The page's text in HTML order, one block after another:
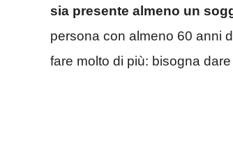
sia presente almeno un
persona con almeno 60 anni
fare molto di più: bisogna